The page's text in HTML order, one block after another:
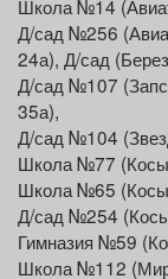
Школа №14
Д/сад №256
24а), Д/сад
Д/сад №107
35а),
Д/сад №104
Школа №77
Школа №65
Д/сад №254
Гимназия №59
Школа №112